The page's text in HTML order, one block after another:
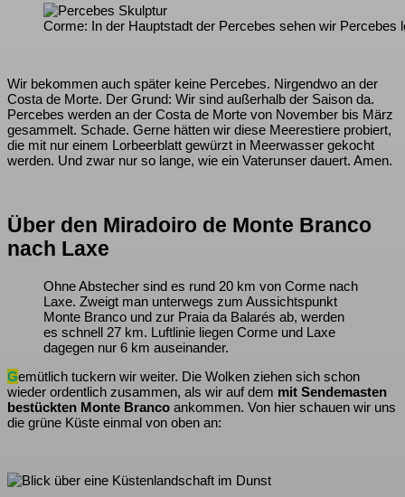
Corme: In der Hauptstadt der Percebes sehen wir Percebes
Wir bekommen auch später keine Percebes. Nirgendwo an der
Costa de Morte. Der Grund: Wir sind außerhalb der Saison da.
Percebes werden an der Costa de Morte von November bis März
gesammelt. Schade. Gerne hätten wir diese Meerestiere probiert,
die mit nur einem Lorbeerblatt gewürzt in Meerwasser gekocht
werden. Und zwar nur so lange, wie ein Vaterunser dauert. Amen.
Über den Miradoiro de Monte Branco
nach Laxe
Ohne Abstecher sind es rund 20 km von Corme nach
Laxe. Zweigt man unterwegs zum Aussichtspunkt
Monte Branco und zur Praia da Balarés ab, werden
es schnell 27 km. Luftlinie liegen Corme und Laxe
dagegen nur 6 km auseinander.
Gemütlich tuckern wir weiter. Die Wolken ziehen sich schon
wieder ordentlich zusammen, als wir auf dem mit Sendemasten
bestückten Monte Branco ankommen. Von hier schauen wir uns
die grüne Küste einmal von oben an: